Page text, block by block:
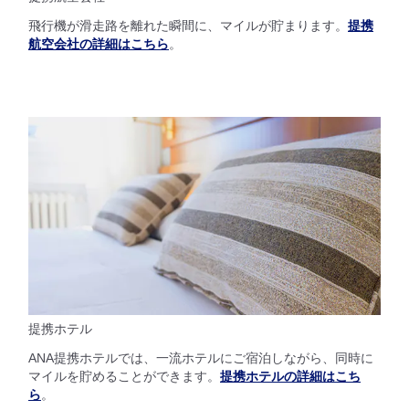
飛行機が滑走路を離れた瞬間に、マイルが貯まります。 提携
航空会社の詳細はこちら。
提携ホテル
ANA提携ホテルでは、一流ホテルにご宿泊しながら、同時に
マイルを貯めることができます。 提携ホテルの詳細はこち
ら。